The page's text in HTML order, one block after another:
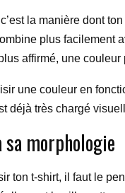
la manière dont
plus facilement
affirmé, une
une couleur en
déjà très chargé
morphologie
ton t-shirt, il faut le